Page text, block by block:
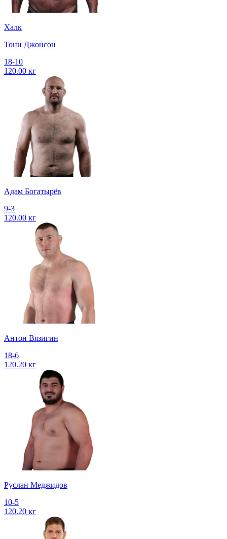
Халк
Тони Джонсон
18-10
120.00 кг
Адам Богатырёв
9-3
120.00 кг
Антон Вязигин
18-6
120.20 кг
Руслан Меджидов
10-5
120.20 кг